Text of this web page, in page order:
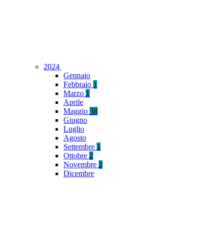
2024
Gennaio
Febbraio 1
Marzo 1
Aprile
Maggio 38
Giugno
Luglio
Agosto
Settembre 1
Ottobre 2
Novembre 2
Dicembre